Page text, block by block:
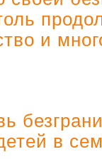
и
в